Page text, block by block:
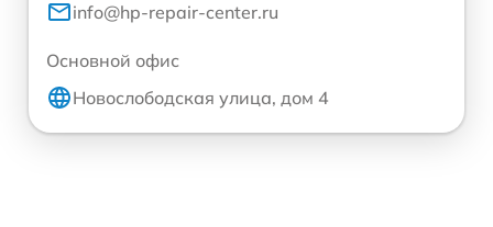
info@hp-repair-center.ru
Основной офис
Новослободская улица, дом 4